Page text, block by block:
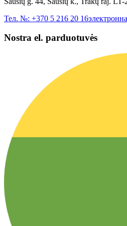
Тел. №: +370 5 216 20 16
Nostra el. parduotuvės